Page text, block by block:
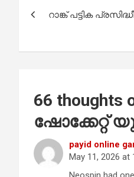
o
k
A
p
navigation
റാങ്ക് പട്ടിക
66 thoughts
ഷോക്കേറ്റ്
payid online
May 11, 2026 at